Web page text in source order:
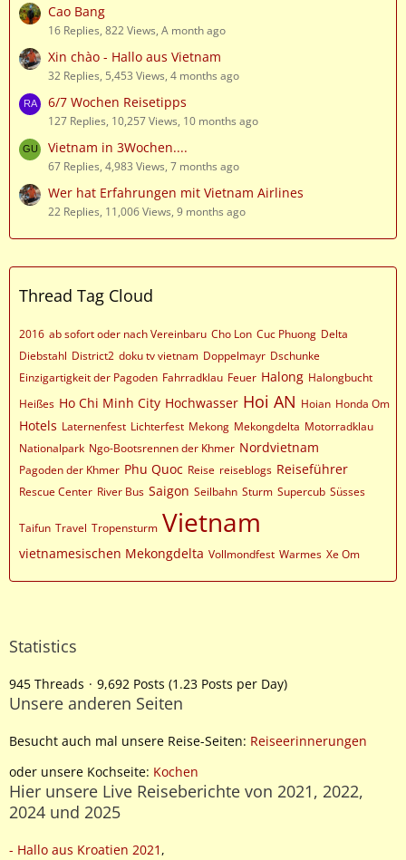
Cao Bang
16 Replies, 822 Views, A month ago
Xin chào - Hallo aus Vietnam
32 Replies, 5,453 Views, 4 months ago
6/7 Wochen Reisetipps
127 Replies, 10,257 Views, 10 months ago
Vietnam in 3Wochen....
67 Replies, 4,983 Views, 7 months ago
Wer hat Erfahrungen mit Vietnam Airlines
22 Replies, 11,006 Views, 9 months ago
Thread Tag Cloud
2016 ab sofort oder nach Vereinbaru Cho Lon Cuc Phuong Delta
Diebstahl District2 doku tv vietnam Doppelmayr Dschunke
Einzigartigkeit der Pagoden Fahrradklau Feuer Halong Halongbucht
Heißes Ho Chi Minh City Hochwasser Hoi AN Hoian Honda Om
Hotels Laternenfest Lichterfest Mekong Mekongdelta Motorradklau
Nationalpark Ngo-Bootsrennen der Khmer Nordvietnam
Pagoden der Khmer Phu Quoc Reise reiseblogs Reiseführer
Rescue Center River Bus Saigon Seilbahn Sturm Supercub Süsses
Taifun Travel Tropensturm Vietnam
vietnamesischen Mekongdelta Vollmondfest Warmes Xe Om
Statistics
945 Threads 9,692 Posts (1.23 Posts per Day)
Unsere anderen Seiten
Besucht auch mal unsere Reise-Seiten: Reiseerinnerungen
oder unsere Kochseite: Kochen
Hier unsere Live Reiseberichte von 2021, 2022,
2024 und 2025
- Hallo aus Kroatien 2021 ,